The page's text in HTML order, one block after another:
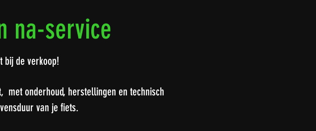
na-service
bij de verkoop!
onderhoud, herstellingen en technisch
van je fiets.